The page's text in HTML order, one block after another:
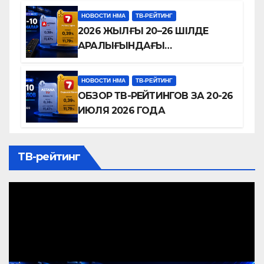
ТЕЛЕВИДЕНИЯ В УСЛОВИЯХ
ЦИФРОВОЙ КОНКУРЕНЦИИ
НОВОСТИ НМА ТВ-РЕЙТИНГ
2026 ЖЫЛҒЫ 20–26 ШІЛДЕ
АРАЛЫҒЫНДАҒЫ
ШОЛУ
НОВОСТИ НМА ТВ-РЕЙТИНГ
ОБЗОР ТВ-РЕЙТИНГОВ ЗА 20-26
ИЮЛЯ 2026 ГОДА
ТВ-рейтинг